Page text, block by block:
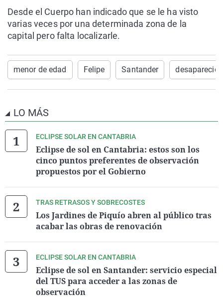
Desde el Cuerpo han indicado que se le ha visto
varias veces por una determinada zona de la
capital pero falta localizarle.
menor de edad Felipe Santander desaparecido
LO MÁS
ECLIPSE SOLAR EN CANTABRIA
Eclipse de sol en Cantabria: estos son los
cinco puntos preferentes de observación
propuestos por el Gobierno
TRAS RETRASOS Y SOBRECOSTES
Los Jardines de Piquío abren al público tras
acabar las obras de renovación
ECLIPSE SOLAR EN CANTABRIA
Eclipse de sol en Santander: servicio especial
del TUS para acceder a las zonas de
observación